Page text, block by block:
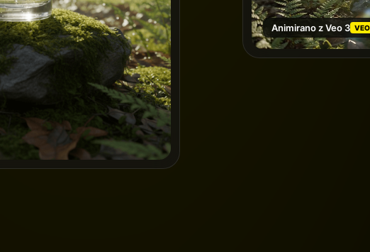
Animirano z Veo 3